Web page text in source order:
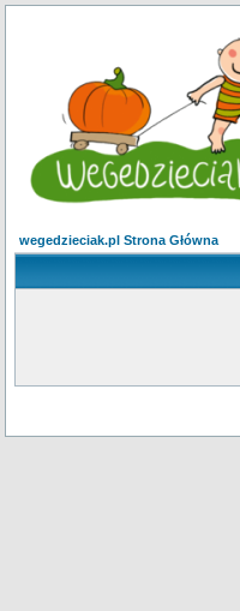
wegedzieciak.pl Strona Główna